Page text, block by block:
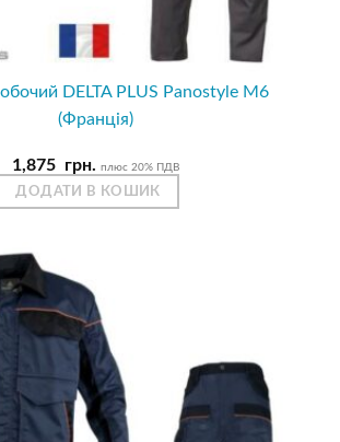
DELTA PLUS Panostyle M6
(Франція)
1,875 грн. плюс 20% ПДВ
ДОДАТИ В КОШИК